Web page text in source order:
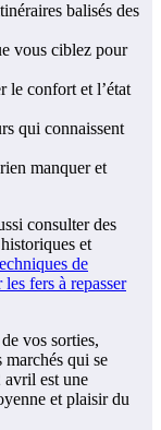
balisés des
vous ciblez pour
le confort et l’état
qui connaissent
manquer et
consulter des
et
de
les fers à repasser
vos sorties,
marchés qui se
est une
et plaisir du